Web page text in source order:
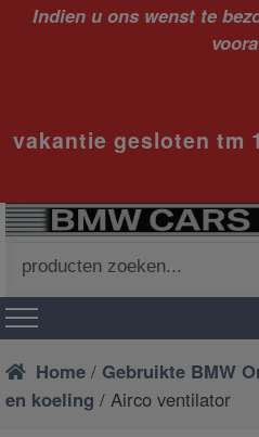
Indien u ons wenst te
vakantie gesloten tm
naar:
Home / Gebruikte BMW
en koeling / Airco ventilator